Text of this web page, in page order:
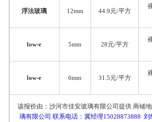
浮法玻璃 12mm 44.9元/平方
low-e 5mm 28元/平方
low-e 6mm 31.5元/平方
该报价由：沙河市佳安玻璃有限公司提供 商铺地
璃有限公司 联系电话：冀经理15028873888 刘